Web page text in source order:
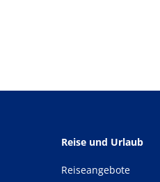
Reise und Urlaub
Reiseangebote